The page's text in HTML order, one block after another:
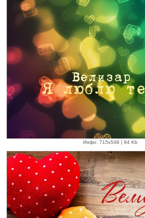
Инфо: 715х548 | 94 Kb